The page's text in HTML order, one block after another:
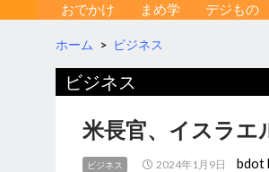
おでかけ
まめ学 デジもの
ホーム > ビジネス
ビジネス
米長官、イスラエ
ビジネス 2024年1月9日 bdot